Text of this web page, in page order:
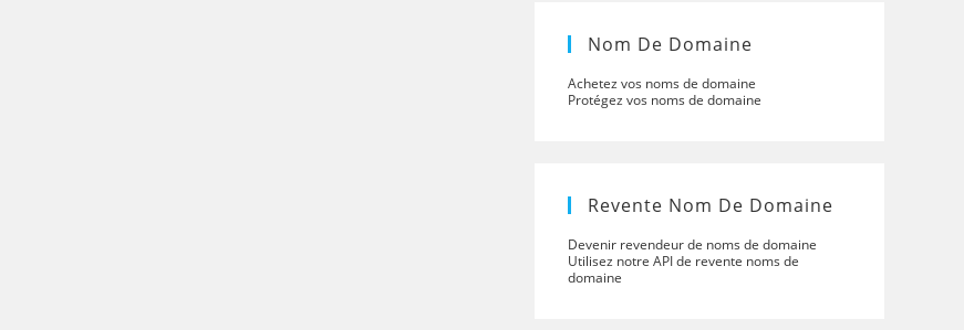
Nom De Domaine
Achetez vos noms de domaine
Protégez vos noms de domaine
Revente Nom De Domaine
Devenir revendeur de noms de domaine
Utilisez notre API de revente noms de
domaine